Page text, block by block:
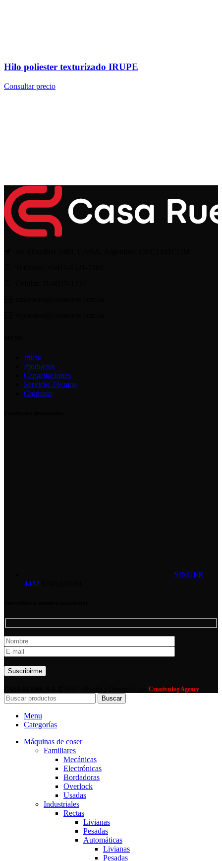
Hilo poliester texturizado IRUPE
Consultar precio
Inicio
Productos
Capacitaciones
Servicio Técnico
Contacto
SINGER
4432
Creativedog Agency
Buscar
Menu
Categorías
Máquinas de coser
Familiares
Mecánicas
Electrónicas
Bordadoras
Overlock
Usadas
Industriales
Rectas
Livianas
Pesadas
Automáticas
Livianas
Pesadas